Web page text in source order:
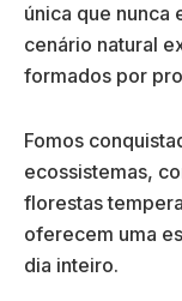
única que nunca
cenário natural
formados por
Fomos
ecossistemas,
florestas
oferecem uma
dia inteiro.